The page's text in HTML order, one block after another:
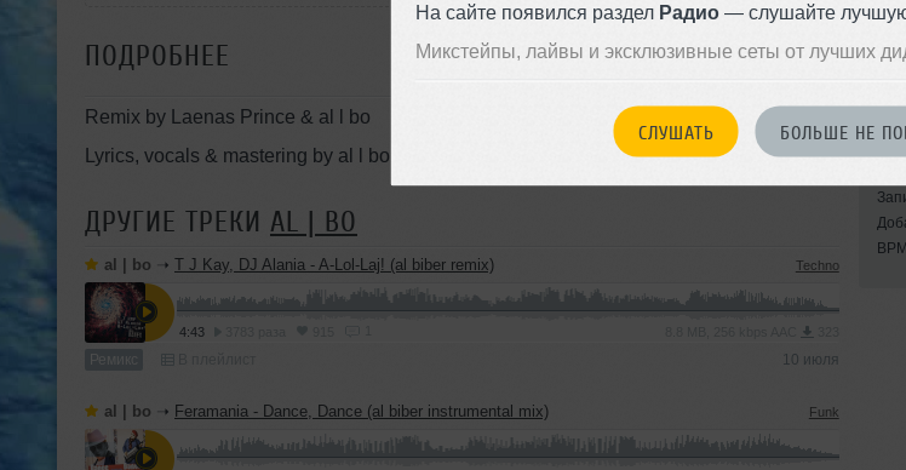
На сайте появился раздел Радио— слушайте лучшую
Микстейпы, лайвы и эксклюзивные сеты от лучших
СЛУШАТЬ БОЛЬШЕ НЕ
ПОДРОБНЕЕ
Remix by Laenas Prince & al l bo
Lyrics, vocals & mastering by al l bo
ДРУГИЕ ТРЕКИ AL | BO
al | bo ➝ T J Kay, DJ Alania - A-Lol-Laj! (al biber remix) Techno
4:43
Ремикс 10 июля
al | bo ➝ Feramania - Dance, Dance (al biber instrumental mix) Funk